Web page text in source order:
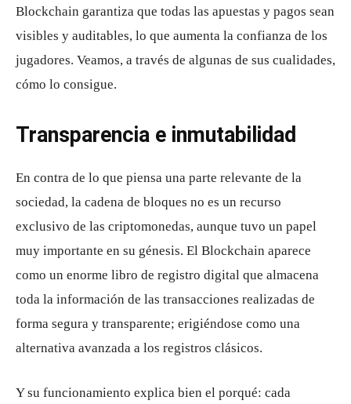
Blockchain garantiza que todas las apuestas y pagos sean
visibles y auditables, lo que aumenta la confianza de los
jugadores. Veamos, a través de algunas de sus cualidades,
cómo lo consigue.
Transparencia e inmutabilidad
En contra de lo que piensa una parte relevante de la
sociedad, la cadena de bloques no es un recurso
exclusivo de las criptomonedas, aunque tuvo un papel
muy importante en su génesis. El Blockchain aparece
como un enorme libro de registro digital que almacena
toda la información de las transacciones realizadas de
forma segura y transparente; erigiéndose como una
alternativa avanzada a los registros clásicos.
Y su funcionamiento explica bien el porqué: cada